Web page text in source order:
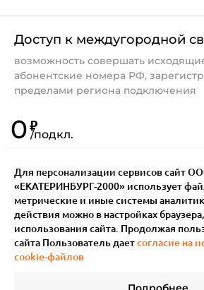
Доступ к междугородной
возможность совершать
абонентские номера РФ,
пределами региона подключения
0₽
/подкл.
Для персонализации сервисов сайт
«ЕКАТЕРИНБУРГ-2000» использует
метрические и иные системы
действия можно в настройках
использования сайта. Продолжая
сайта Пользователь даетсогласие на
cookie-файлов